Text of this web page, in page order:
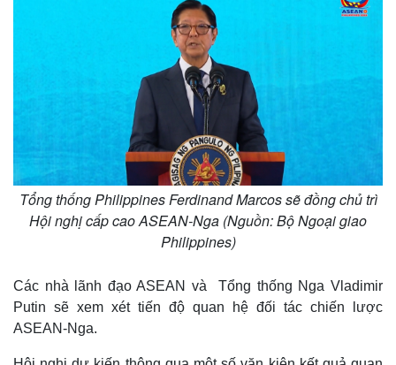
Tổng thống Philippines Ferdinand Marcos sẽ đồng chủ trì
Hội nghị cấp cao ASEAN-Nga (Nguồn: Bộ Ngoại giao
Philippines)
Các nhà lãnh đạo ASEAN và Tổng thống Nga Vladimir
Putin sẽ xem xét tiến độ quan hệ đối tác chiến lược
ASEAN-Nga.